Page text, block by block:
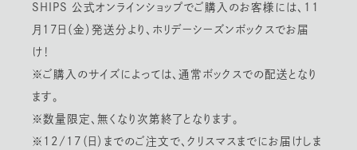
SHIPS 公式オンラインショップでご購入のお客様には、11
月17日（金）発送分より、ホリデーシーズンボックスでお届
け！
※ご購入のサイズによっては、通常ボックスでの配送となり
ます。
※数量限定、無くなり次第終了となります。
※12/17（日）までのご注文で、クリスマスまでにお届けしま